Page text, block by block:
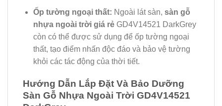
Ốp tường ngoại thất: Ngoài lát sàn, sàn gỗ
nhựa ngoài trời giá rẻGD4V14521 DarkGrey
còn có thể được sử dụng để ốp tường ngoại
thất, tạo điểm nhấn độc đáo và bảo vệ tường
khỏi các tác động của thời tiết.
Hướng Dẫn Lắp Đặt Và Bảo Dưỡng
Sàn Gỗ Nhựa Ngoài Trời GD4V14521